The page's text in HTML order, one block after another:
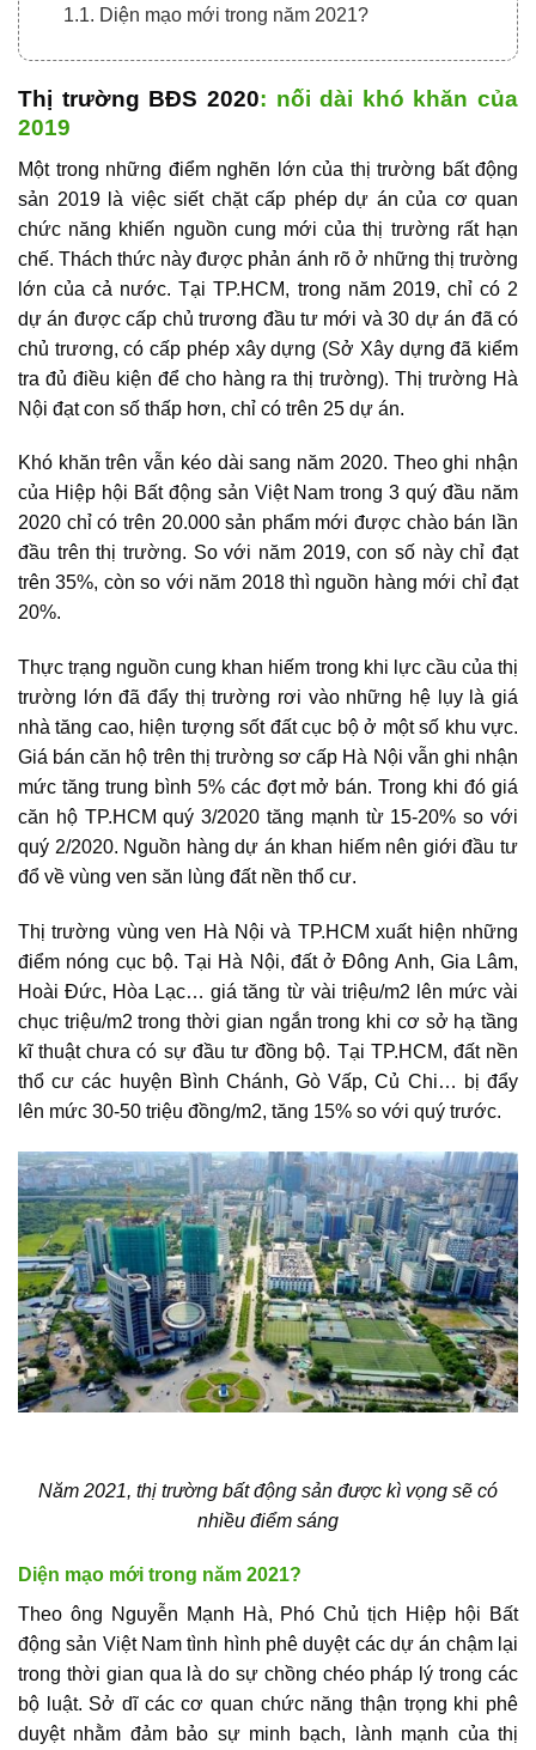
1.1. Diện mạo mới trong năm 2021?
Thị trường BĐS 2020: nối dài khó khăn của
2019
Một trong những điểm nghẽn lớn của thị trường bất động
sản 2019là việc siết chặt cấp phép dự án của cơ quan
chức năng khiến nguồn cung mới của thị trường rất hạn
chế. Thách thức này được phản ánh rõ ở những thị trường
lớn của cả nước. Tại TP.HCM, trong năm 2019, chỉ có 2
dự án được cấp chủ trương đầu tư mới và 30 dự án đã có
chủ trương, có cấp phép xây dựng (Sở Xây dựng đã kiểm
tra đủ điều kiện để cho hàng ra thị trường). Thị trường Hà
Nội đạt con số thấp hơn, chỉ có trên 25 dự án.
Khó khăn trên vẫn kéo dài sang năm 2020. Theo ghi nhận
của Hiệp hội Bất động sản Việt Nam trong 3 quý đầu năm
2020 chỉ có trên 20.000 sản phẩm mới được chào bán lần
đầu trên thị trường. So với năm 2019, con số này chỉ đạt
trên 35%, còn so với năm 2018 thì nguồn hàng mới chỉ đạt
20%.
Thực trạng nguồn cung khan hiếm trong khi lực cầu của thị
trường lớn đã đẩy thị trường rơi vào những hệ lụy là giá
nhà tăng cao, hiện tượng sốt đất cục bộ ở một số khu vực.
Giá bán căn hộ trên thị trường sơ cấp Hà Nội vẫn ghi nhận
mức tăng trung bình 5% các đợt mở bán. Trong khi đó giá
căn hộ TP.HCM quý 3/2020 tăng mạnh từ 15-20% so với
quý 2/2020. Nguồn hàng dự án khan hiếm nên giới đầu tư
đổ về vùng ven săn lùng đất nền thổ cư.
Thị trường vùng ven Hà Nội và TP.HCM xuất hiện những
điểm nóng cục bộ. Tại Hà Nội, đất ở Đông Anh, Gia Lâm,
Hoài Đức, Hòa Lạc… giá tăng từ vài triệu/m2 lên mức vài
chục triệu/m2 trong thời gian ngắn trong khi cơ sở hạ tầng
kĩ thuật chưa có sự đầu tư đồng bộ. Tại TP.HCM, đất nền
thổ cư các huyện Bình Chánh, Gò Vấp, Củ Chi… bị đẩy
lên mức 30-50 triệu đồng/m2, tăng 15% so với quý trước.
Năm 2021, thị trường bất động sản được kì vọng sẽ có
nhiều điểm sáng
Diện mạo mới trong năm 2021?
Theo ông Nguyễn Mạnh Hà, Phó Chủ tịch Hiệp hội Bất
động sản Việt Nam tình hình phê duyệt các dự án chậm lại
trong thời gian qua là do sự chồng chéo pháp lý trong các
bộ luật. Sở dĩ các cơ quan chức năng thận trọng khi phê
duyệt nhằm đảm bảo sự minh bạch, lành mạnh của thị